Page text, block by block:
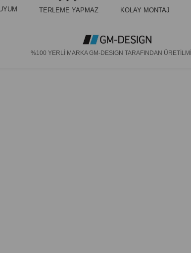
TERLEME YAPMAZ KOLAY MONTAJ
%100 YERLİ MARKA GM-DESIGN TARAFINDAN